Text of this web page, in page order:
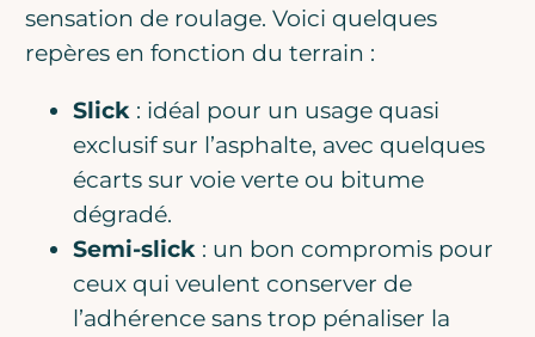
sensation de roulage. Voici quelques
repères en fonction du terrain :
Slick : idéal pour un usage quasi
exclusif sur l’asphalte, avec quelques
écarts sur voie verte ou bitume
dégradé.
Semi-slick : un bon compromis pour
ceux qui veulent conserver de
l’adhérence sans trop pénaliser la